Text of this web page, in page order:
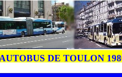
DE TOULON